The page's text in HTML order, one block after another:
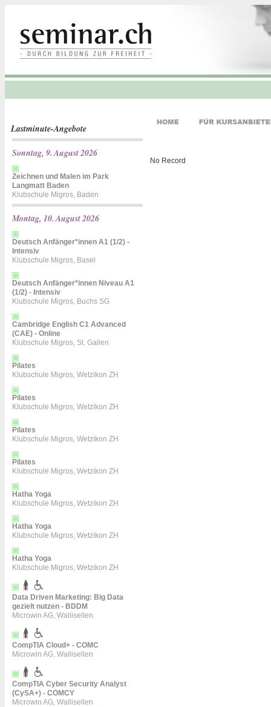
Lastminute-Angebote
Sonntag, 9. August 2026
Zeichnen und Malen im Park
Langmatt Baden
Klubschule Migros, Baden
Montag, 10. August 2026
Deutsch Anfänger*innen A1 (1/2) -
Intensiv
Klubschule Migros, Basel
Deutsch Anfänger*innen Niveau A1
(1/2) - Intensiv
Klubschule Migros, Buchs SG
Cambridge English C1 Advanced
(CAE) - Online
Klubschule Migros, St. Gallen
Pilates
Klubschule Migros, Wetzikon ZH
Pilates
Klubschule Migros, Wetzikon ZH
Pilates
Klubschule Migros, Wetzikon ZH
Pilates
Klubschule Migros, Wetzikon ZH
Hatha Yoga
Klubschule Migros, Wetzikon ZH
Hatha Yoga
Klubschule Migros, Wetzikon ZH
Hatha Yoga
Klubschule Migros, Wetzikon ZH
Data Driven Marketing: Big Data
gezielt nutzen - BDDM
Microwin AG, Wallisellen
CompTIA Cloud+ - COMC
Microwin AG, Wallisellen
CompTIA Cyber Security Analyst
(CySA+) - COMCY
Microwin AG, Wallisellen
No Record